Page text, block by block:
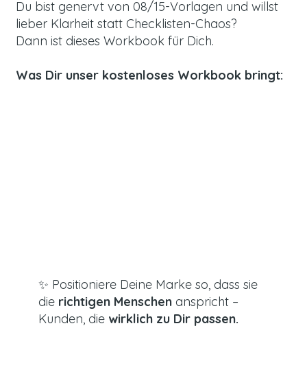
Du bist genervt von 08/15-Vorlagen und willst
lieber Klarheit statt Checklisten-Chaos?
Dann ist dieses Workbook für Dich.
Was Dir unser kostenloses Workbook bringt:
✨ Positioniere Deine Marke so, dass sie
die richtigen Menschenanspricht –
Kunden, die wirklich zu Dir passen.